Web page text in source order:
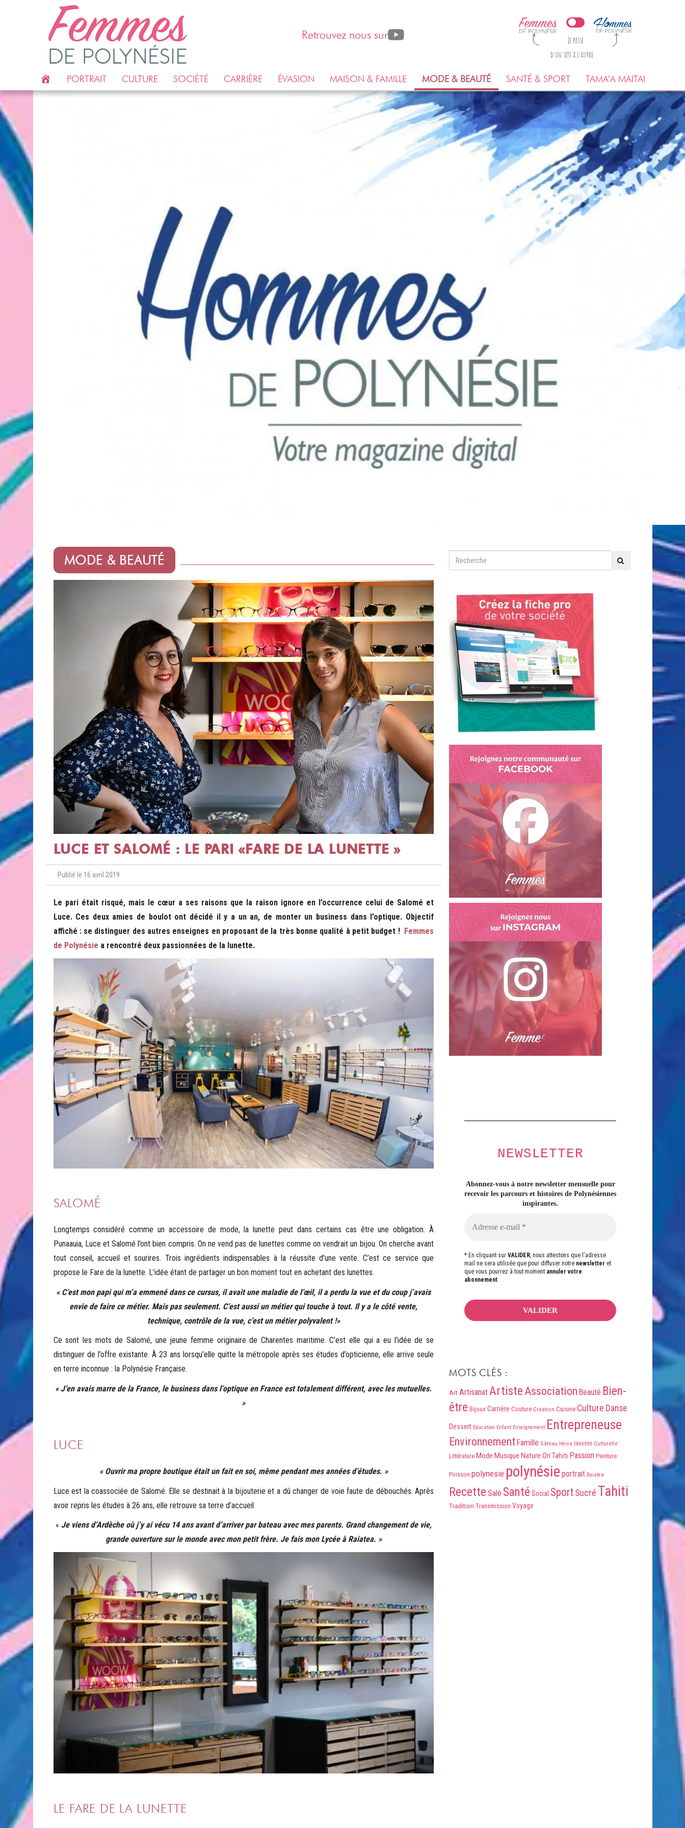
Retrouvez nous sur
Je passe
d'un site à l'autre
ACCUEIL
PORTRAIT CULTURE SOCIÉTÉ CARRIÈRE ÉVASION MAISON & FAMILLE MODE & BEAUTÉ SANTÉ & SPORT TAMA’A MAITAI
MODE & BEAUTÉ
LUCE ET SALOMÉ : LE PARI «FARE DE LA LUNETTE »
Publié le 16 avril 2019
Le pari était risqué, mais le cœur a ses raisons que la raison ignore en l’occurrence celui de Salomé et
Luce. Ces deux amies de boulot ont décidé il y a un an, de monter un business dans l’optique. Objectif
affiché : se distinguer des autres enseignes en proposant de la très bonne qualité à petit budget ! Femmes
de Polynésie a rencontré deux passionnées de la lunette.
SALOMÉ
Longtemps considéré comme un accessoire de mode, la lunette peut dans certains cas être une obligation. À
Punaauia, Luce et Salomé l’ont bien compris. On ne vend pas de lunettes comme on vendrait un bijou. On cherche avant
tout conseil, accueil et sourires. Trois ingrédients indispensables à la réussite d’une vente. C’est ce service que
propose le Fare de la lunette. L’idée étant de partager un bon moment tout en achetant des lunettes.
« C’est mon papi qui m’a emmené dans ce cursus, il avait une maladie de l’œil, il a perdu la vue et du coup j’avais
envie de faire ce métier. Mais pas seulement. C’est aussi un métier qui touche à tout. Il y a le côté vente,
technique, contrôle de la vue, c’est un métier polyvalent !»
Ce sont les mots de Salomé, une jeune femme originaire de Charentes maritime. C’est elle qui a eu l’idée de se
distinguer de l’offre existante. À 23 ans lorsqu’elle quitte la métropole après ses études d’opticienne, elle arrive seule
en terre inconnue : la Polynésie Française.
« J’en avais marre de la France, le business dans l’optique en France est totalement différent, avec les mutuelles.
»
LUCE
« Ouvrir ma propre boutique était un fait en soi, même pendant mes années d’études. »
Luce est la coassociée de Salomé. Elle se destinait à la bijouterie et a dû changer de voie faute de débouchés. Après
avoir repris les études à 26 ans, elle retrouve sa terre d’accueil.
« Je viens d’Ardèche où j’y ai vécu 14 ans avant d’arriver par bateau avec mes parents. Grand changement de vie,
grande ouverture sur le monde avec mon petit frère. Je fais mon Lycée à Raiatea. »
LE FARE DE LA LUNETTE
NEWSLETTER
Abonnez-vous à notre newsletter mensuelle pour
recevoir les parcours et histoiresde Polynésiennes
inspirantes.
* En cliquant surVALIDER, nous attestons que l'adresse
mail ne sera utilisée que pour diffuser notre newsletteret
que vous pourrez à tout moment annuler votre
abonnement.
MOTS CLÉS :
Art ArtisanatArtisteAssociation Beauté Bien-
être Bijoux Carrière Couture Création Cuisine Culture Danse
Dessert Education Enfant Enseignement Entrepreneuse
Environnement Famille Gâteau Heiva Identité Culturelle
Littérature Mode Musique Nature Ori Tahiti Passion Peinture
Poisson polynesie polynésie portrait Raiatea
Recette Salé Santé Social SportSucré Tahiti
Tradition Transmission Voyage